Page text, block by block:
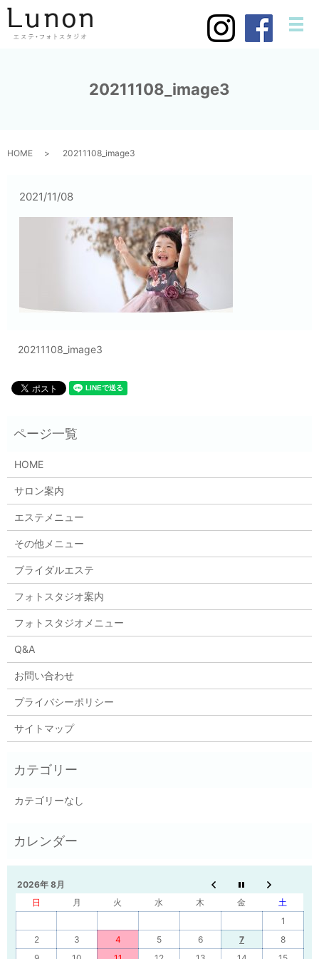
メ
20211108_image3
HOME 20211108_image3
2021/11/08
20211108_image3
HOME
サロン案内
エステメニュー
その他メニュー
ブライダルエステ
フォトスタジオ案内
フォトスタジオメニュー
Q&A
お問い合わせ
プライバシーポリシー
サイトマップ
カテゴリーなし
2026年 8月
日
月 火 水 木 金
土
1
2
3 4 5 6 7
8